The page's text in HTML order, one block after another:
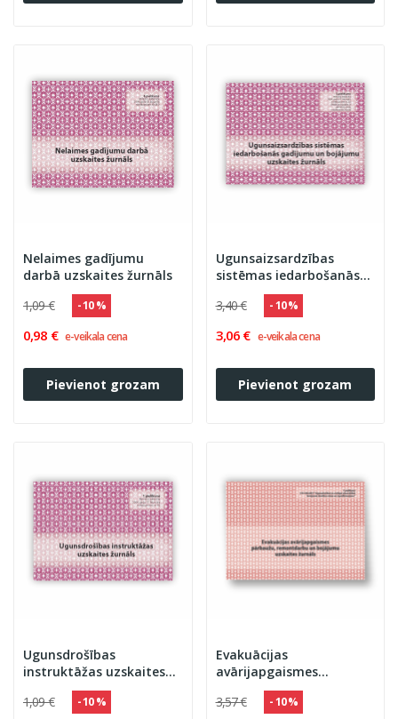
Nelaimes gadījumu
darbā uzskaites žurnāls
1,09 €
- 10 %
0,98 € e-veikala cena
Pievienot grozam
Ugunsaizsardzības
sistēmas iedarbošanās
gadījumu un bojājumu
uzskaites žurnāls
3,40 € - 10 %
3,06 € e-veikala cena
Pievienot grozam
Ugunsdrošības
instruktāžas uzskaites
1,09 € - 10 %
Evakuācijas
avārijapgaismes
pārbaužu, remontdarbu
un bojājumu uzskaites
3,57 € - 10 %